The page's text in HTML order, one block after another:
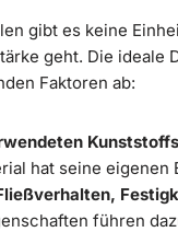
gibt es keine
geht. Die ideale
Faktoren ab:
Kunststoffs
hat seine eigenen
führen